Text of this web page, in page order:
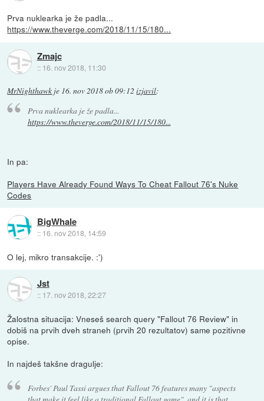
Prva nuklearka je že padla...
https://www.theverge.com/2018/11/15/180...
Zmajc
:: 16. nov 2018, 11:30
MrNighthawk je 16. nov 2018 ob 09:12 izjavil:
Prva nuklearka je že padla...
https://www.theverge.com/2018/11/15/180...
In pa:
Players Have Already Found Ways To Cheat Fallout 76's Nuke
Codes
BigWhale
:: 16. nov 2018, 14:59
O lej, mikro transakcije. :')
Jst
:: 17. nov 2018, 22:27
Žalostna situacija: Vneseš search query "Fallout 76 Review" in
dobiš na prvih dveh straneh (prvih 20 rezultatov) same pozitivne
opise.
In najdeš takšne dragulje:
Forbes' Paul Tassi argues that Fallout 76 features many "aspects
that make it feel like a traditional Fallout game", and it is that